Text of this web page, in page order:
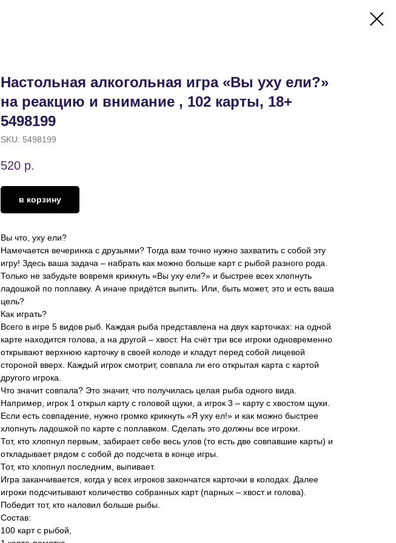
Настольная алкогольная игра «Вы уху ели?»
на реакцию и внимание , 102 карты, 18+
5498199
SKU: 5498199
520 р.
в корзину
Вы что, уху ели?
Намечается вечеринка с друзьями? Тогда вам точно нужно захватить с собой эту
игру! Здесь ваша задача – набрать как можно больше карт с рыбой разного рода.
Только не забудьте вовремя крикнуть «Вы уху ели?» и быстрее всех хлопнуть
ладошкой по поплавку. А иначе придётся выпить. Или, быть может, это и есть ваша
цель?
Как играть?
Всего в игре 5 видов рыб. Каждая рыба представлена на двух карточках: на одной
карте находится голова, а на другой – хвост. На счёт три все игроки одновременно
открывают верхнюю карточку в своей колоде и кладут перед собой лицевой
стороной вверх. Каждый игрок смотрит, совпала ли его открытая карта с картой
другого игрока.
Что значит совпала? Это значит, что получилась целая рыба одного вида.
Например, игрок 1 открыл карту с головой щуки, а игрок 3 – карту с хвостом щуки.
Если есть совпадение, нужно громко крикнуть «Я уху ел!» и как можно быстрее
хлопнуть ладошкой по карте с поплавком. Сделать это должны все игроки.
Тот, кто хлопнул первым, забирает себе весь улов (то есть две совпавшие карты) и
откладывает рядом с собой до подсчета в конце игры.
Тот, кто хлопнул последним, выпивает.
Игра заканчивается, когда у всех игроков закончатся карточки в колодах. Далее
игроки подсчитывают количество собранных карт (парных – хвост и голова).
Победит тот, кто наловил больше рыбы.
Состав:
100 карт с рыбой,